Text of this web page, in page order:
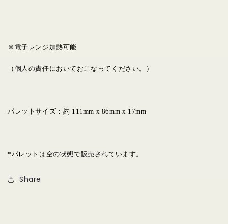
※電子レンジ加熱可能
（個人の責任においておこなってください。）
パレットサイズ：約 111mm x 86mm x 17mm
*パレットは空の状態で販売されています。
Share